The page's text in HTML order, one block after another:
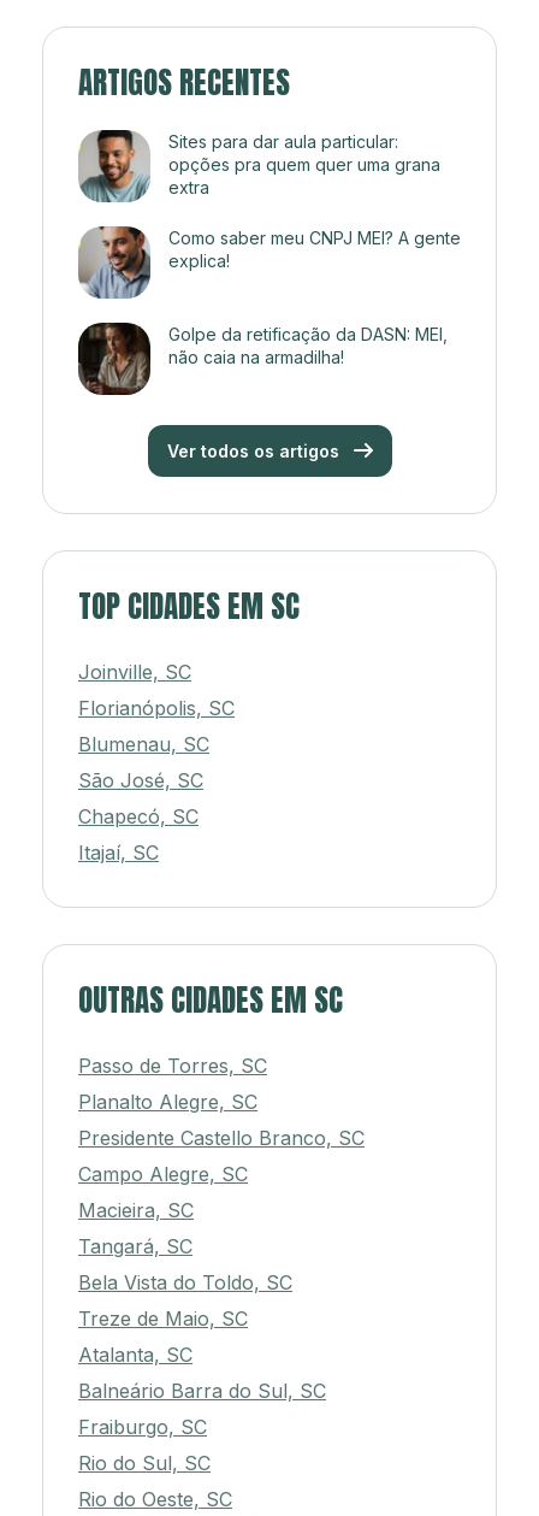
ARTIGOS RECENTES
Sites para dar aula particular:
opções pra quem quer uma grana
extra
Como saber meu CNPJ MEI? A gente
explica!
Golpe da retificação da DASN: MEI,
não caia na armadilha!
Ver todos os artigos
TOP CIDADES EM SC
Joinville, SC
Florianópolis, SC
Blumenau, SC
São José, SC
Chapecó, SC
Itajaí, SC
OUTRAS CIDADES EM SC
Passo de Torres, SC
Planalto Alegre, SC
Presidente Castello Branco, SC
Campo Alegre, SC
Macieira, SC
Tangará, SC
Bela Vista do Toldo, SC
Treze de Maio, SC
Atalanta, SC
Balneário Barra do Sul, SC
Fraiburgo, SC
Rio do Sul, SC
Rio do Oeste, SC